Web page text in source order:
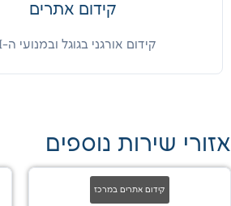
קידום אתרים
קידום אורגני בגוגל ובמנועי ה-AI
אזורי שירות נוספים
קידום אתרים במרכז